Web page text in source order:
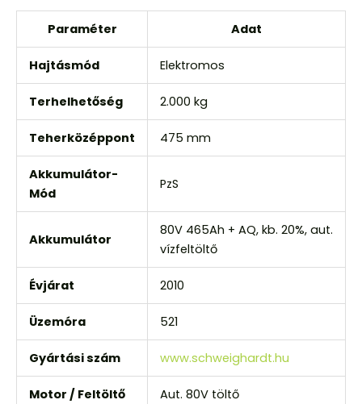
Paraméter Adat
Hajtásmód Elektromos
Terhelhetőség 2.000 kg
Teherközéppont 475 mm
Akkumulátor-
Mód
PzS
Akkumulátor
80V 465Ah + AQ, kb. 20%, aut.
vízfeltöltő
Évjárat 2010
Üzemóra 521
Gyártási szám www.schweighardt.hu
Motor / Feltöltő Aut. 80V töltő